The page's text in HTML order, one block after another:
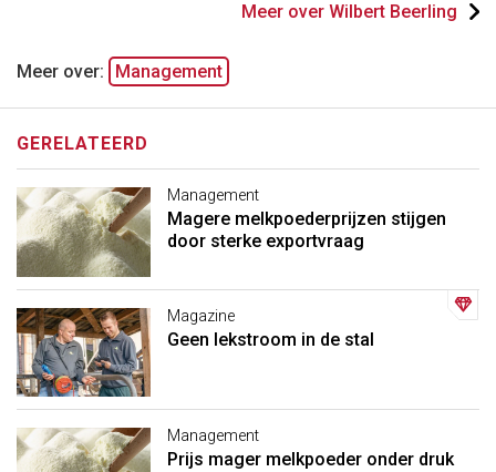
Meer over Wilbert Beerling
Meer over: Management
GERELATEERD
Management
Magere melkpoederprijzen stijgen
door sterke exportvraag
Magazine
Geen lekstroom in de stal
Management
Prijs mager melkpoeder onder druk